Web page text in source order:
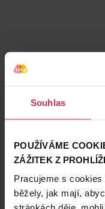
Souhlas
POUŽÍVÁME
ZÁŽITEK Z
Pracujeme s
běžely, jak mají,
Podobné